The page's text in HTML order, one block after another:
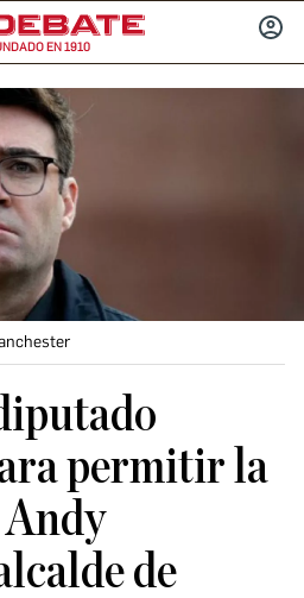
EN 1910
permitir la
Andy
de